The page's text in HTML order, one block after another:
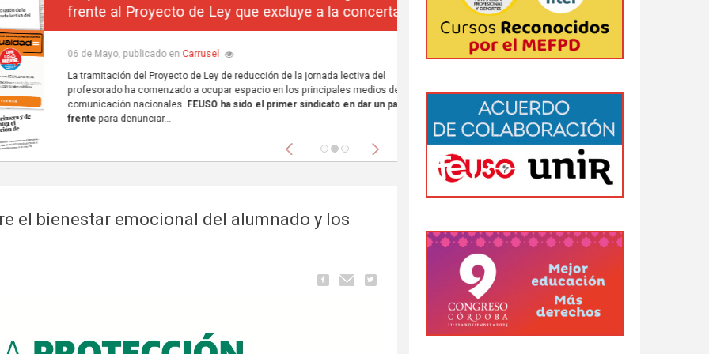
frente al Proyecto de Ley que excluye a la concertada
06 de Mayo, publicado enCarrusel
La tramitación del Proyecto de Ley de reducción de la jornada lectiva del
profesorado ha comenzado a ocupar espacio en los principales medios de
comunicación nacionales.FEUSO ha sido el primer sindicato en dar un paso al
frente
para denunciar...
Anterior Siguiente
el bienestar emocional del alumnado y los